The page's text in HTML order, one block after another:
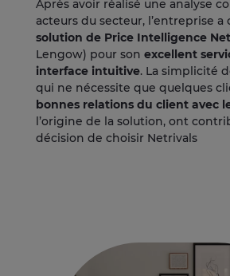
Après avoir réalisé une analyse
acteurs du secteur, l’entreprise a
solution de Price Intelligence
Lengow) pour son excellent
interface intuitive. La simplicité
qui ne nécessite que quelques
bonnes relations du client avec
l’origine de la solution, ont
décision de choisir Netrivals